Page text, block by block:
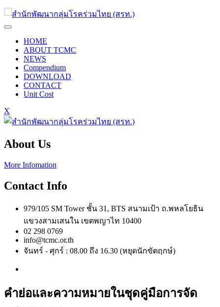
HOME
ABOUT TCMC
NEWS
Compendium
DOWNLOAD
CONTACT
Unit Cost
X
About Us
More Infomation
Contact Info
979/105 SM Tower ชั้น 31, BTS สนามเป้า ถ.พหลโยธิน
แขวงสามเสนใน เขตพญาไท 10400
02 298 0769
info@tcmc.or.th
จันทร์ - ศุกร์ : 08.00 ถึง 16.30 (หยุดนักขัตฤกษ์)
คำย่อและความหมายในชุดคู่มือการจัด